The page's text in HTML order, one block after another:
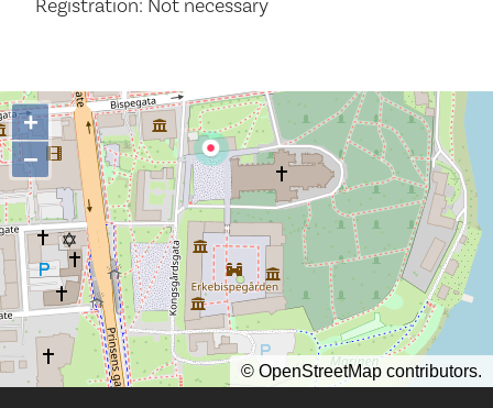
Registration: Not necessary
+
−
© OpenStreetMap contributors.